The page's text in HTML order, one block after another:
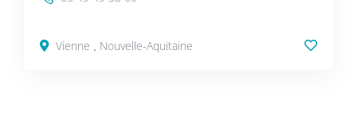
Vienne Nouvelle-Aquitaine